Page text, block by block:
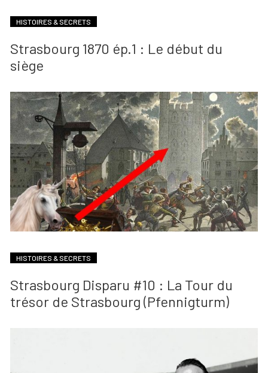
HISTOIRES & SECRETS
Strasbourg 1870 ép.1 : Le début du
siège
HISTOIRES & SECRETS
Strasbourg Disparu #10 : La Tour du
trésor de Strasbourg (Pfennigturm)